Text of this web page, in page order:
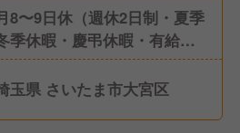
8〜9日休（週休2日制・夏季
季休暇・慶弔休暇・有給休
、他）
玉県 さいたま市大宮区